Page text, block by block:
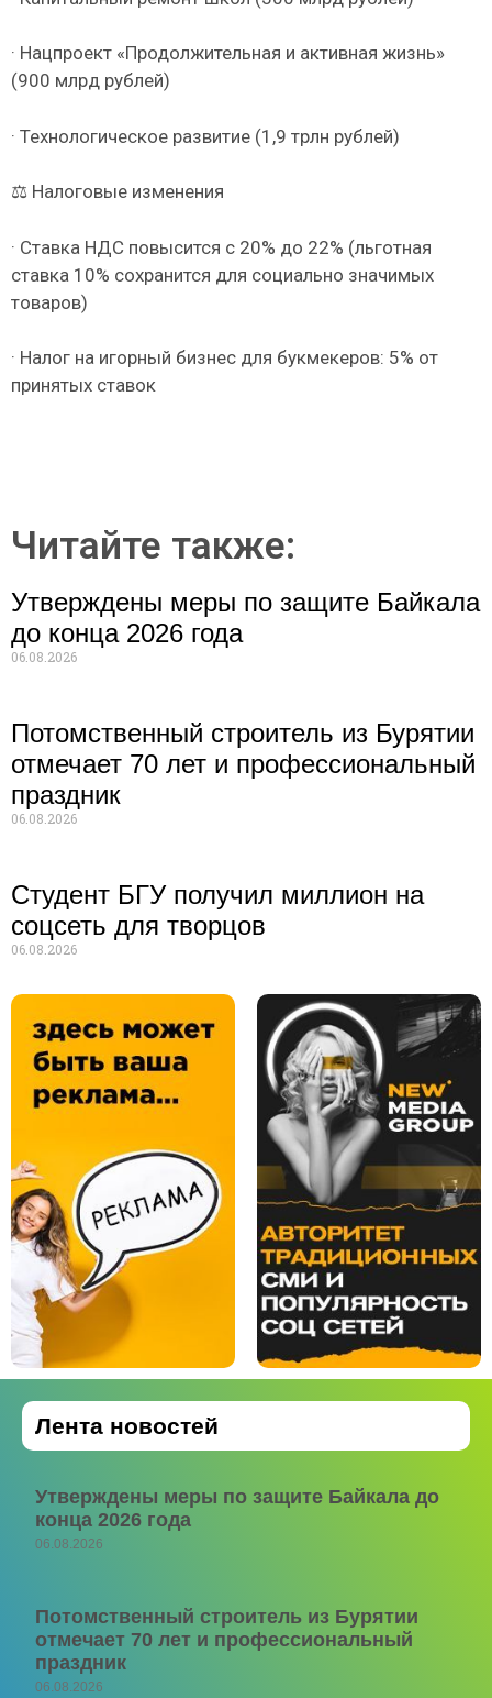
· Нацпроект «Продолжительная и активная жизнь»
(900 млрд рублей)
· Технологическое развитие (1,9 трлн рублей)
⚖️ Налоговые изменения
· Ставка НДС повысится с 20% до 22% (льготная
ставка 10% сохранится для социально значимых
товаров)
· Налог на игорный бизнес для букмекеров: 5% от
принятых ставок
Читайте также:
Утверждены меры по защите Байкала
до конца 2026 года
06.08.2026
Потомственный строитель из Бурятии
отмечает 70 лет и профессиональный
праздник
06.08.2026
Студент БГУ получил миллион на
соцсеть для творцов
06.08.2026
Лента новостей
Утверждены меры по защите Байкала до
конца 2026 года
06.08.2026
Потомственный строитель из Бурятии
отмечает 70 лет и профессиональный
праздник
06.08.2026